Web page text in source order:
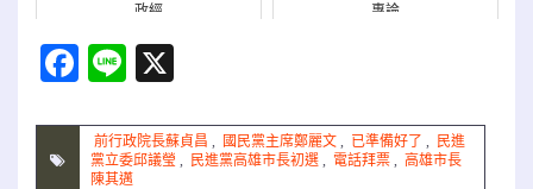
政經
專論
Facebook
Line
前行政院長蘇貞昌 國民黨主席鄭麗文 已準備好了
民進
黨立委邱議瑩
民進黨高雄市長初選 電話拜票
高雄市長
陳其邁